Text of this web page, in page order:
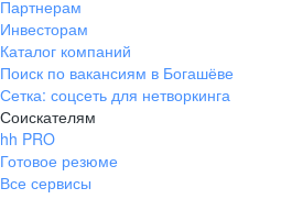
Партнерам
Инвесторам
Каталог компаний
Поиск по вакансиям в Богашёве
Сетка: соцсеть для нетворкинга
Соискателям
hh PRO
Готовое резюме
Все сервисы